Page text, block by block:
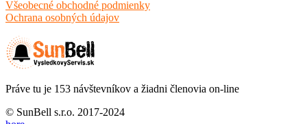
Všeobecné obchodné podmienky
Ochrana osobných údajov
Práve tu je 153 návštevníkov a žiadni členovia on-line
© SunBell s.r.o. 2017-2024